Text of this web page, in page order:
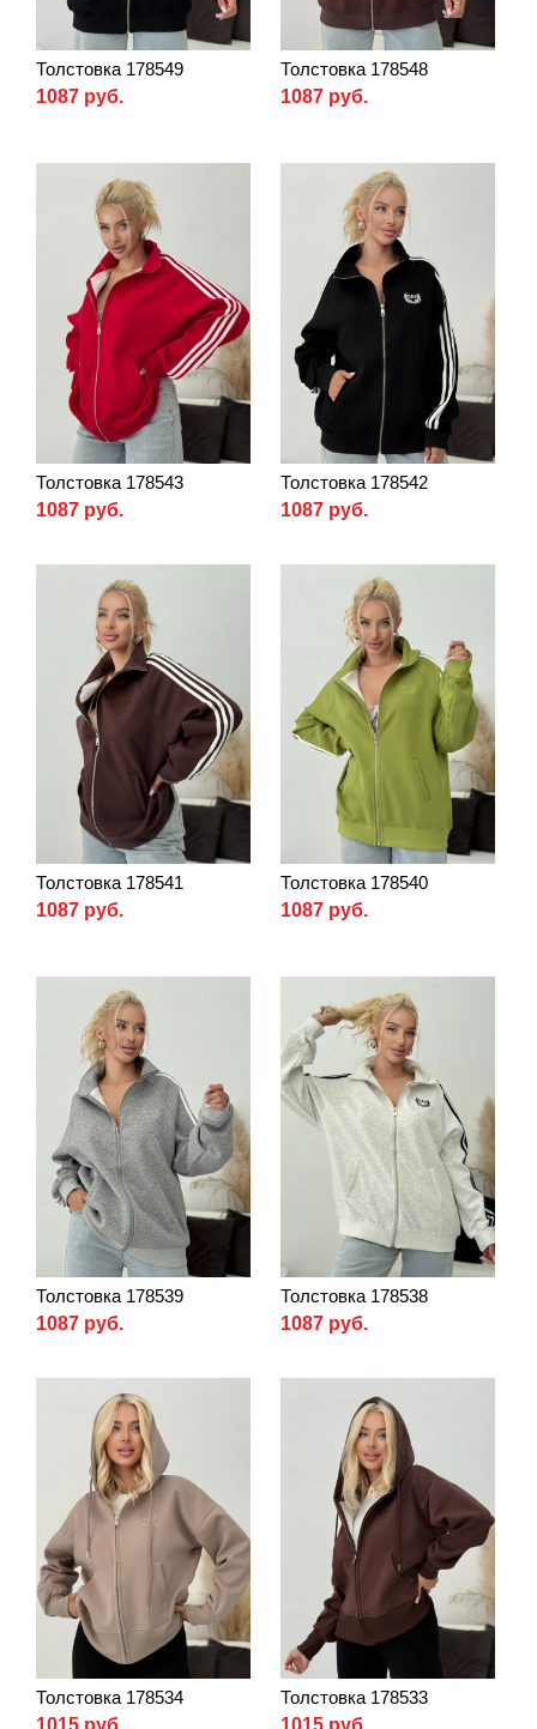
Толстовка 178549
1087 руб.
Толстовка 178548
1087 руб.
Толстовка 178543
1087 руб.
Толстовка 178542
1087 руб.
Толстовка 178541
1087 руб.
Толстовка 178540
1087 руб.
Толстовка 178539
1087 руб.
Толстовка 178538
1087 руб.
Толстовка 178534
1015 руб.
Толстовка 178533
1015 руб.